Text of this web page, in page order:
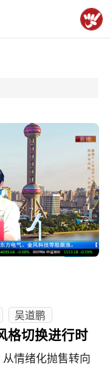
吴道鹏
格切换进行时
情绪化抛售转向